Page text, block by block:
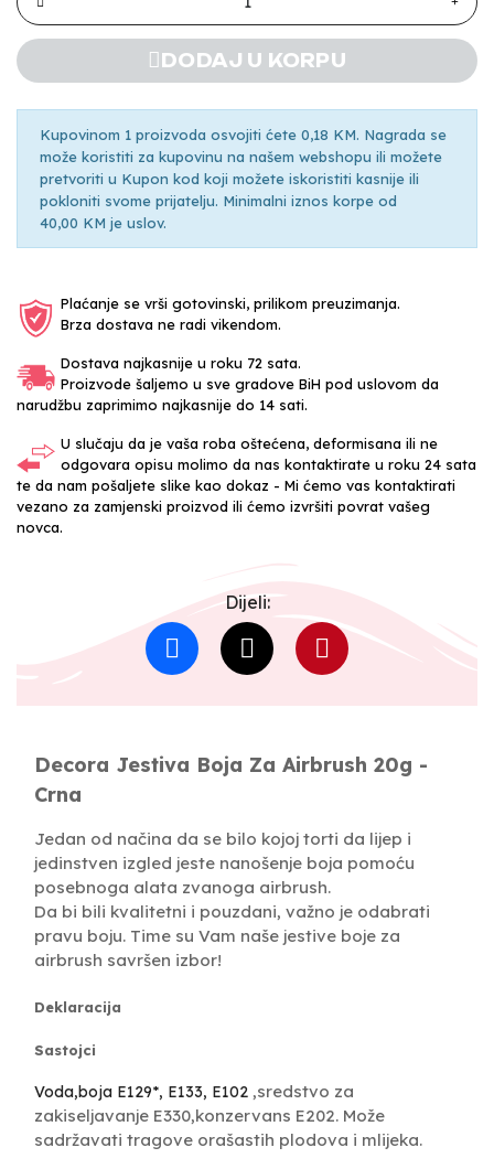
DODAJ U KORPU
Kupovinom 1 proizvoda osvojiti ćete 0,18 KM. Nagrada se
može koristiti za kupovinu na našem webshopu ili možete
pretvoriti u Kupon kod koji možete iskoristiti kasnije ili
pokloniti svome prijatelju. Minimalni iznos korpe od
40,00 KM je uslov.
Plaćanje se vrši gotovinski, prilikom preuzimanja.
Brza dostava ne radi vikendom.
Dostava najkasnije u roku 72 sata.
Proizvode šaljemo u sve gradove BiH pod uslovom da
narudžbu zaprimimo najkasnije do 14 sati.
U slučaju da je vaša roba oštećena, deformisana ili ne
odgovara opisu molimo da nas kontaktirate u roku 24 sata
te da nam pošaljete slike kao dokaz - Mi ćemo vas kontaktirati
vezano za zamjenski proizvod ili ćemo izvršiti povrat vašeg
novca.
Dijeli:
Decora Jestiva Boja Za Airbrush 20g -
Crna
Jedan od načina da se bilo kojoj torti da lijep i
jedinstven izgled jeste nanošenje boja pomoću
posebnoga alata zvanoga airbrush.
Da bi bili kvalitetni i pouzdani, važno je odabrati
pravu boju. Time su Vam naše jestive boje za
airbrush savršen izbor!
Deklaracija
Sastojci
Voda,boja E129*, E133, E102 ,sredstvo za
zakiseljavanje E330,konzervans E202. Može
sadržavati tragove orašastih plodova i mlijeka.